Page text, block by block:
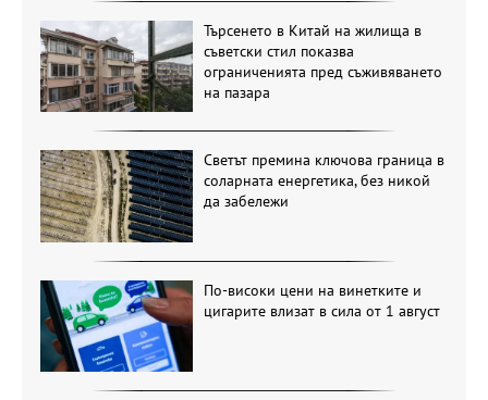
Търсенето в Китай на жилища в
съветски стил показва
ограниченията пред съживяването
на пазара
Светът премина ключова граница в
соларната енергетика, без никой
да забележи
По-високи цени на винетките и
цигарите влизат в сила от 1 август